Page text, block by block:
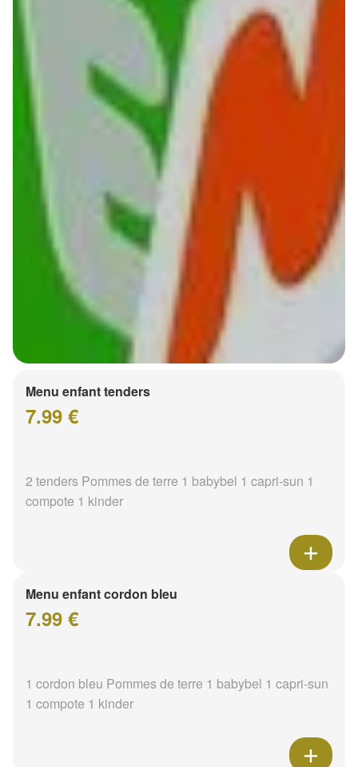
Menu enfant tenders
7.99 €
2 tenders Pommes de terre 1 babybel 1 capri-sun 1
compote 1 kinder
Menu enfant cordon bleu
7.99 €
1 cordon bleu Pommes de terre 1 babybel 1 capri-sun
1 compote 1 kinder